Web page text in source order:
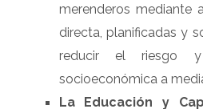
merenderos mediante
directa, planificadas y
reducir el riesgo y
socioeconómica a
La Educación y